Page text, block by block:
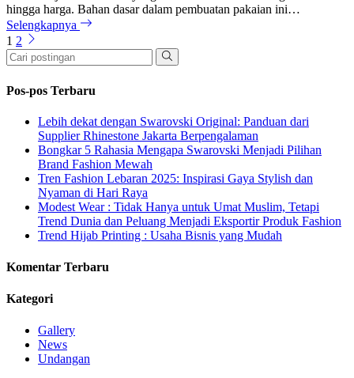
hingga harga. Bahan dasar dalam pembuatan pakaian ini…
Selengkapnya
1 2
Pos-pos Terbaru
Lebih dekat dengan Swarovski Original: Panduan dari
Supplier Rhinestone Jakarta Berpengalaman
Bongkar 5 Rahasia Mengapa Swarovski Menjadi Pilihan
Brand Fashion Mewah
Tren Fashion Lebaran 2025: Inspirasi Gaya Stylish dan
Nyaman di Hari Raya
Modest Wear : Tidak Hanya untuk Umat Muslim, Tetapi
Trend Dunia dan Peluang Menjadi Eksportir Produk Fashion
Trend Hijab Printing : Usaha Bisnis yang Mudah
Komentar Terbaru
Kategori
Gallery
News
Undangan